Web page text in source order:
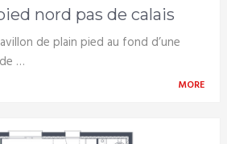
nord pas de calais
de plain pied au fond d’une
…
MORE